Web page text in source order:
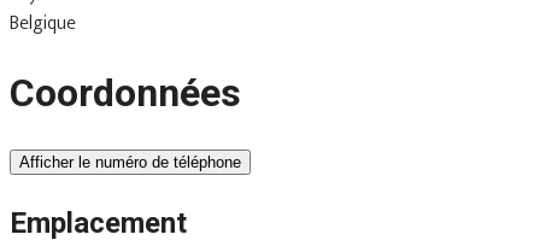
Belgique
Coordonnées
Afficher le numéro de téléphone
Emplacement